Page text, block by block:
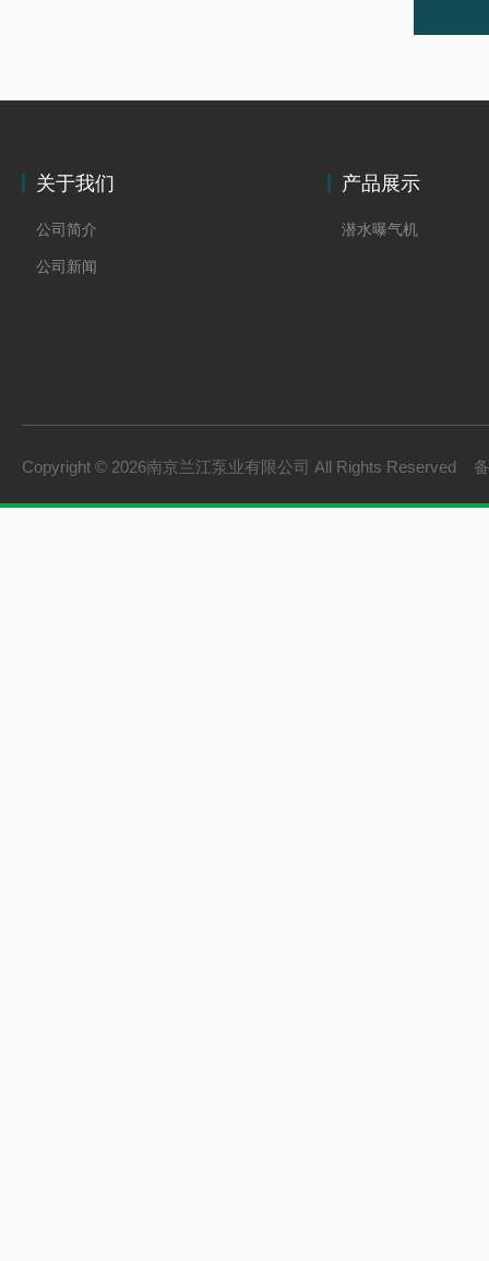
关于我们
公司简介
公司新闻
产品展示
潜水曝气机
Copyright © 2026南京兰江泵业有限公司 All Rights Reserved